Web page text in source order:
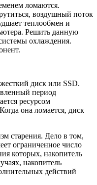
ломаются.
воздушный поток
теплообмен и
Решить данную
охлаждения.
диск или SSD.
период
ресурсом
она ломается, диск
старения. Дело в том,
ограниченное число
которых, накопитель
накопитель
действий